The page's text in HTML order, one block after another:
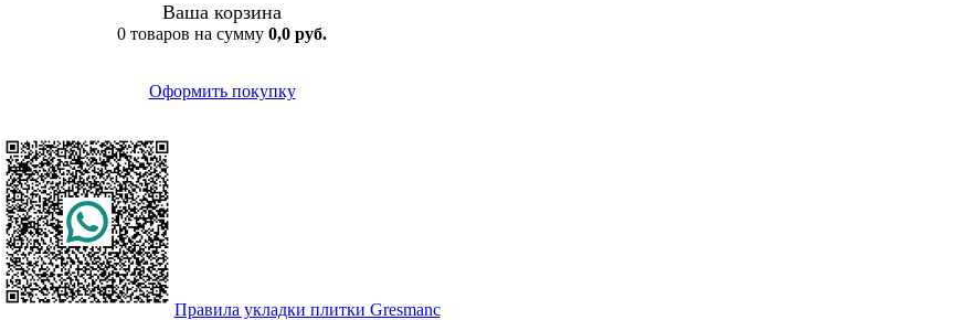
Ваша корзина
0 товаров на сумму 0,0 руб.
Оформить покупку
Правила укладки плитки Gresmanc